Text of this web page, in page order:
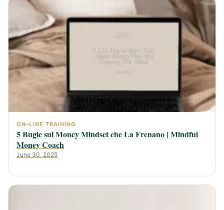
ON-LINE TRAINING
5 Bugie sul Money Mindset che La Frenano | Mindful
Money Coach
June 30, 2025